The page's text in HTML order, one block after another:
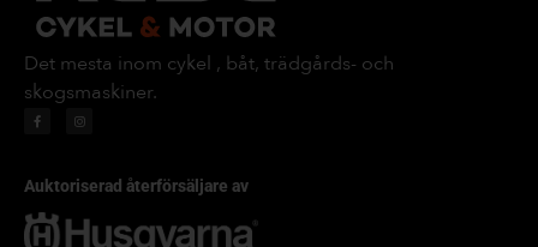
Det mesta inom cykel , båt, trädgårds- och
skogsmaskiner.
Auktoriserad återförsäljare av